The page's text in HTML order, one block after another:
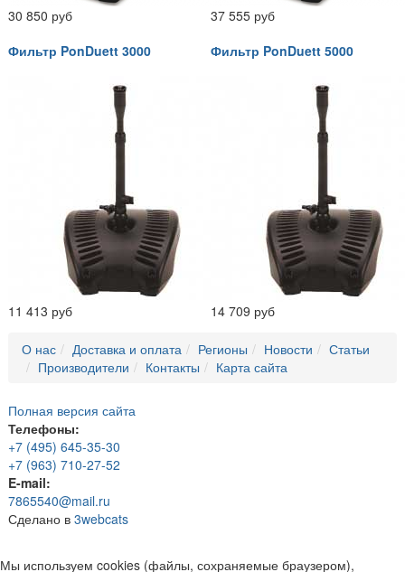
30 850 руб
37 555 руб
Фильтр PonDuett 3000
11 413 руб
Фильтр PonDuett 5000
14 709 руб
О нас Доставка и оплата Регионы Новости
Статьи
Производители
Контакты Карта сайта
Полная версия сайта
Телефоны:
+7 (495) 645-35-30
+7 (963) 710-27-52
E-mail:
7865540@mail.ru
Сделано в 3webcats
Мы используем cookies (файлы, сохраняемые браузером),